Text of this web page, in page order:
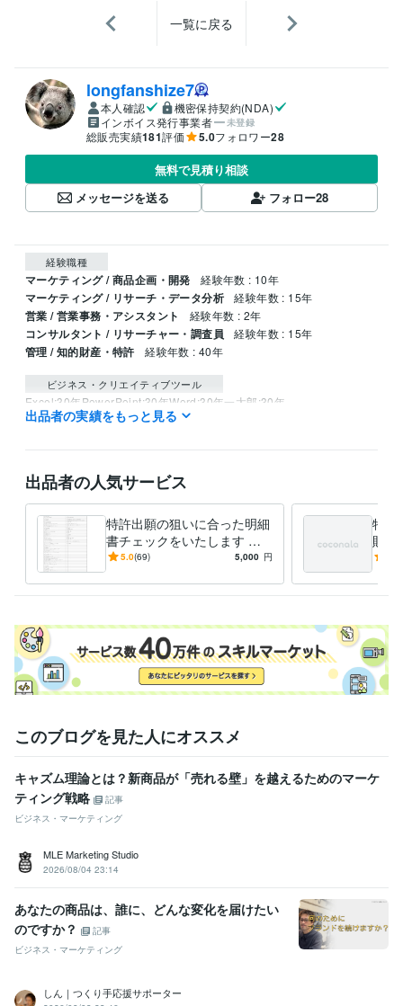
一覧に戻る
longfanshize7
本人確認
機密保持契約(NDA)
インボイス発行事業者
未登録
総販売実績181評価 5.0フォロワー28
無料で見積り相談
メッセージを送る
フォロー28
経験職種
マーケティング / 商品企画・開発 経験年数 : 10年
マーケティング / リサーチ・データ分析 経験年数 : 15年
営業 / 営業事務・アシスタント 経験年数 : 2年
コンサルタント / リサーチャー・調査員 経験年数 : 15年
管理 / 知的財産・特許 経験年数 : 40年
ビジネス・クリエイティブツール
Excel:30年PowerPoint:30年Word:30年一太郎:30年
ビジネス代行・事務代行
特許出願、調査、知財戦略・教育などの相
特許、知財
語学力
日常会話レベル
出品者の実績をもっと見る
出品者の人気サービス
特許出願の狙いに合った明細
書チェックをいたします 特
許等の30年以上の知財経験・
ます
5.0(69) 5,000 円
特許
財教
知財
しま
このブログを見た人にオススメ
キャズム理論とは？新商品が「売れる壁」を越えるためのマーケ
ティング戦略
記事
ビジネス・マーケティング
MLE Marketing Studio
2026/08/04 23:14
あなたの商品は、誰に、どんな変化を届けたい
のですか？
記事
ビジネス・マーケティング
しん｜つくり手応援サポーター